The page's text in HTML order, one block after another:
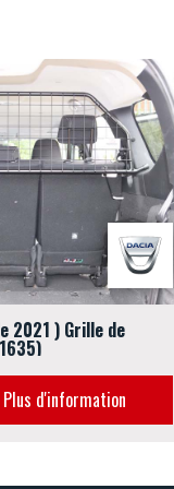
2021 ) Grille de
Plus d'information